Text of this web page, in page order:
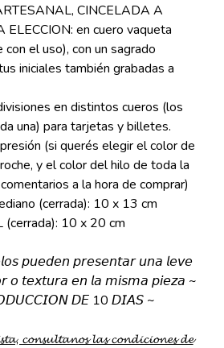
CINCELADA A
en cuero vaqueta
el uso), con un sagrado
iniciales también grabadas a
en distintos cueros (los
una) para tarjetas y billetes.
(si querés elegir el color de
y el color del hilo de toda la
a la hora de comprar)
(cerrada): 10 x 13 cm
(cerrada): 10 x 20 cm
𝘱𝘶𝘦𝘥𝘦𝘯 𝘱𝘳𝘦𝘴𝘦𝘯𝘵𝘢𝘳 𝘶𝘯𝘢 𝘭𝘦𝘷𝘦
𝘰 𝘵𝘦𝘹𝘵𝘶𝘳𝘢 𝘦𝘯 𝘭𝘢 𝘮𝘪𝘴𝘮𝘢 𝘱𝘪𝘦𝘻𝘢 ~
𝘋𝘌 10 𝘋𝘐𝘈𝘚 ~
𝓬𝓸𝓷𝓼𝓾𝓵𝓽𝓪𝓷𝓸𝓼 𝓵𝓪𝓼 𝓬𝓸𝓷𝓭𝓲𝓬𝓲𝓸𝓷𝓮𝓼 𝓭𝓮